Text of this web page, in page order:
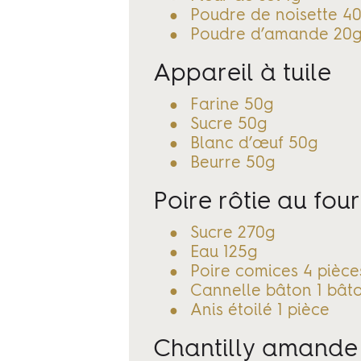
Poudre de noisette
Poudre d’amande 20g
Appareil à tuile
Farine 50g
Sucre 50g
Blanc d’œuf 50g
Beurre 50g
Poire rôtie au four
Sucre 270g
Eau 125g
Poire comices 4
Cannelle bâton 1
Anis étoilé 1 pièce
Chantilly amande